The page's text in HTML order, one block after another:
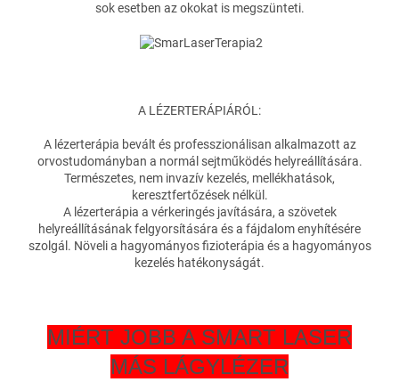
sok esetben az okokat is megszünteti.
A LÉZERTERÁPIÁRÓL:
A lézerterápia bevált és professzionálisan alkalmazott az
orvostudományban a normál sejtműködés helyreállítására.
Természetes, nem invazív kezelés, mellékhatások,
keresztfertőzések nélkül.
A lézerterápia a vérkeringés javítására, a szövetek
helyreállításának felgyorsítására és a fájdalom enyhítésére
szolgál. Növeli a hagyományos fizioterápia és a hagyományos
kezelés hatékonyságát.
MIÉRT JOBB A SMART LASER
MÁS LÁGYLÉZER